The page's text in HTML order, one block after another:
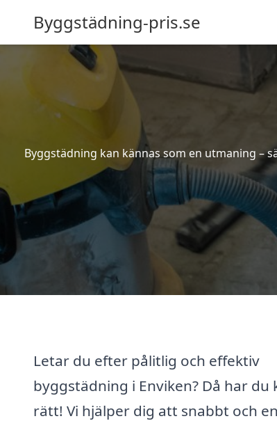
Byggstädning-pris.se
Byggstädning kan kännas som en utmaning –
Letar du efter pålitlig och effektiv
byggstädning i Enviken? Då har du
rätt! Vi hjälper dig att snabbt och